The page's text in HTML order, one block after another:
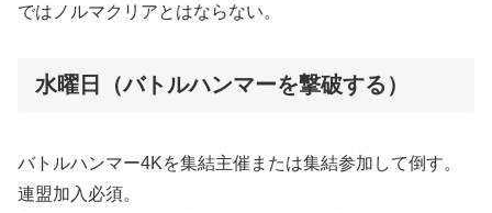
ではノルマクリアとはならない。
水曜日（バトルハンマーを撃破する）
バトルハンマー4Kを集結主催または集結参加して倒す。
連盟加入必須。